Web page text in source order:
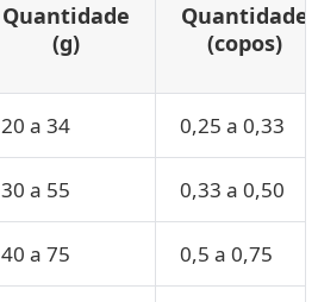
Quantidade
(g)
Quantidade
(copos)
20 a 34 0,25 a 0,33
30 a 55 0,33 a 0,50
40 a 75 0,5 a 0,75